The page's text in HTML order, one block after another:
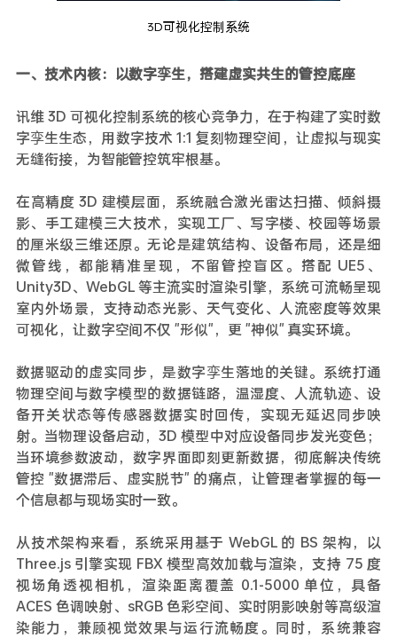
3D可视化控制系统
一、技术内核：以数字孪生，搭建虚实共生的管控底座
讯维 3D 可视化控制系统的核心竞争力，在于构建了实时数
字孪生生态，用数字技术 1:1 复刻物理空间，让虚拟与现实
无缝衔接，为智能管控筑牢根基。
在高精度 3D 建模层面，系统融合激光雷达扫描、倾斜摄
影、手工建模三大技术，实现工厂、写字楼、校园等场景
的厘米级三维还原。无论是建筑结构、设备布局，还是细
微管线，都能精准呈现，不留管控盲区。搭配 UE5、
Unity3D、WebGL 等主流实时渲染引擎，系统可流畅呈现
室内外场景，支持动态光影、天气变化、人流密度等效果
可视化，让数字空间不仅 "形似"，更 "神似" 真实环境。
数据驱动的虚实同步，是数字孪生落地的关键。系统打通
物理空间与数字模型的数据链路，温湿度、人流轨迹、设
备开关状态等传感器数据实时回传，实现无延迟同步映
射。当物理设备启动，3D 模型中对应设备同步发光变色；
当环境参数波动，数字界面即刻更新数据，彻底解决传统
管控 "数据滞后、虚实脱节" 的痛点，让管理者掌握的每一
个信息都与现场实时一致。
从技术架构来看，系统采用基于 WebGL 的 BS 架构，以
Three.js 引擎实现 FBX 模型高效加载与渲染，支持 75 度
视场角透视相机，渲染距离覆盖 0.1-5000 单位，具备
ACES 色调映射、sRGB 色彩空间、实时阴影映射等高级渲
染能力，兼顾视觉效果与运行流畅度。同时，系统兼容